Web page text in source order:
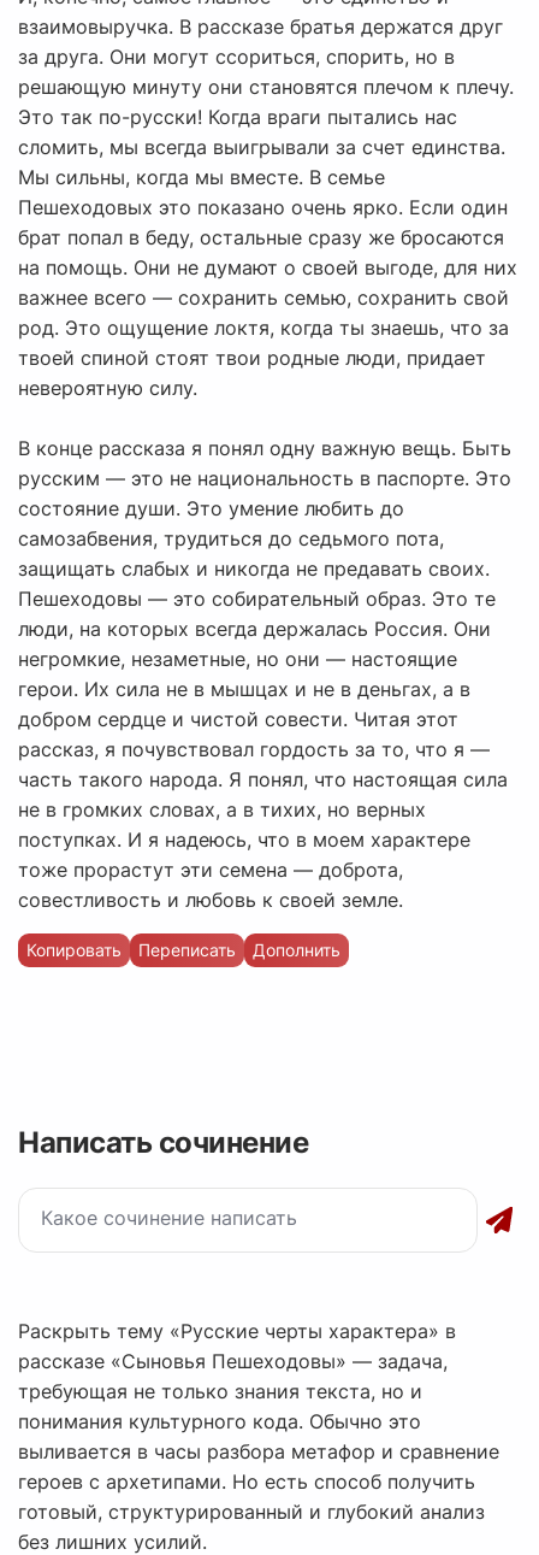
взаимовыручка. В рассказе братья держатся друг
за друга. Они могут ссориться, спорить, но в
решающую минуту они становятся плечом к плечу.
Это так по-русски! Когда враги пытались нас
сломить, мы всегда выигрывали за счет единства.
Мы сильны, когда мы вместе. В семье
Пешеходовых это показано очень ярко. Если один
брат попал в беду, остальные сразу же бросаются
на помощь. Они не думают о своей выгоде, для них
важнее всего — сохранить семью, сохранить свой
род. Это ощущение локтя, когда ты знаешь, что за
твоей спиной стоят твои родные люди, придает
невероятную силу.
В конце рассказа я понял одну важную вещь. Быть
русским — это не национальность в паспорте. Это
состояние души. Это умение любить до
самозабвения, трудиться до седьмого пота,
защищать слабых и никогда не предавать своих.
Пешеходовы — это собирательный образ. Это те
люди, на которых всегда держалась Россия. Они
негромкие, незаметные, но они — настоящие
герои. Их сила не в мышцах и не в деньгах, а в
добром сердце и чистой совести. Читая этот
рассказ, я почувствовал гордость за то, что я —
часть такого народа. Я понял, что настоящая сила
не в громких словах, а в тихих, но верных
поступках. И я надеюсь, что в моем характере
тоже прорастут эти семена — доброта,
совестливость и любовь к своей земле.
Копировать Переписать Дополнить
Написать сочинение
Раскрыть тему «Русские черты характера» в
рассказе «Сыновья Пешеходовы» — задача,
требующая не только знания текста, но и
понимания культурного кода. Обычно это
выливается в часы разбора метафор и сравнение
героев с архетипами. Но есть способ получить
готовый, структурированный и глубокий анализ
без лишних усилий.